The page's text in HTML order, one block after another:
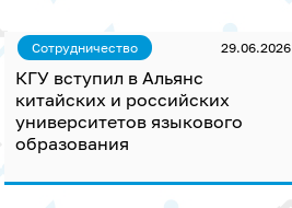
Сотрудничество 29.06.2026
КГУ вступил в Альянс
китайских и российских
университетов языкового
образования